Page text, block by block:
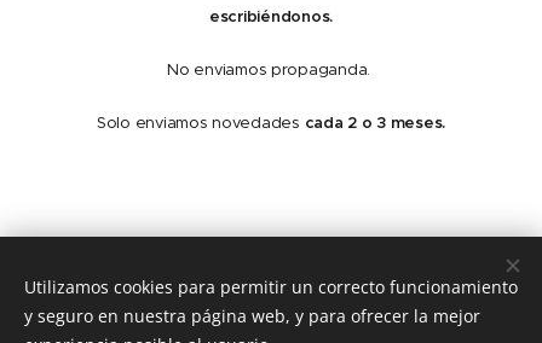
escribiéndonos.
No enviamos propaganda.
Solo enviamos novedades cada 2 o 3 meses.
Politica de Privacidad
Utilizamos cookies para permitir un correcto funcionamiento
y seguro en nuestra página web, y para ofrecer la mejor